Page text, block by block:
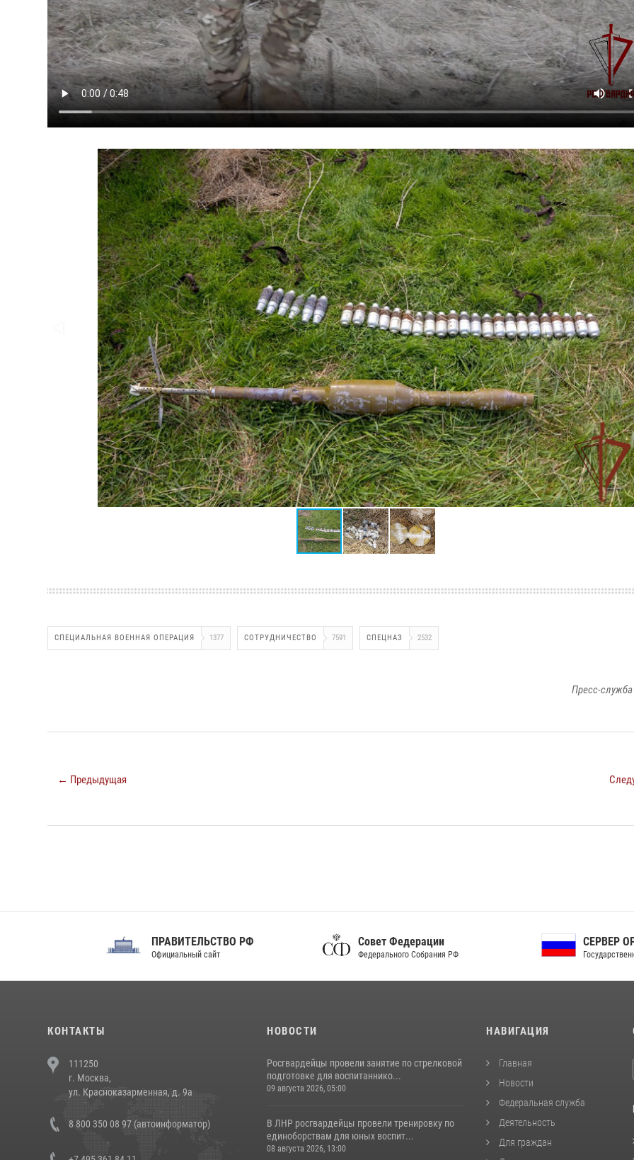
СПЕЦИАЛЬНАЯ ВОЕННАЯ ОПЕРАЦИЯ 1377 СОТРУДНИЧЕСТВО 7591 СПЕЦНАЗ 2532
Пресс-служба
← Предыдущая
ПРАВИТЕЛЬСТВО РФ
Официальный сайт
Совет Федерации
Федерального Собрания РФ
СЕРВЕР ОРГАНОВ
Государственной власти РФ
КОНТАКТЫ
111250
г. Москва,
ул. Красноказарменная, д. 9а
8 800 350 08 97 (автоинформатор)
НОВОСТИ
Росгвардейцы провели занятие по стрелковой
подготовке для воспитаннико...
09 августа 2026, 05:00
В ЛНР росгвардейцы провели тренировку по
единоборствам для юных воспит...
08 августа 2026, 13:00
НАВИГАЦИЯ
Главная
Новости
Федеральная служба
Деятельность
Для граждан